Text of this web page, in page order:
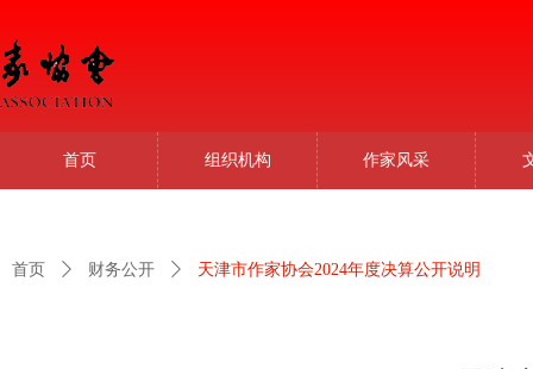
首页 组织机构 作家风采
首页 ꄲ 财务公开 ꄲ 天津市作家协会2024年度决算公开说明